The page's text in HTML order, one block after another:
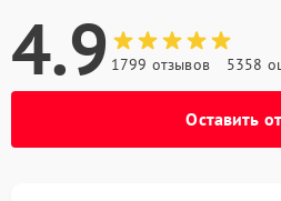
4.9 1799 отзывов 5358
Оставить